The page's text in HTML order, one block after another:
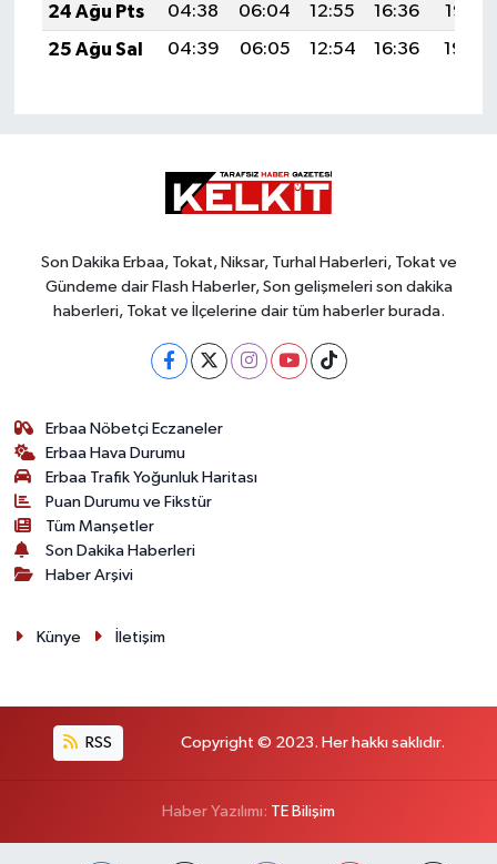
24 Ağu Pts
04:38 06:04 12:55 16:36
19:35
25 Ağu Sal
04:39 06:05 12:54 16:36 19:34
Son Dakika Erbaa, Tokat, Niksar, Turhal Haberleri, Tokat ve
Gündeme dair Flash Haberler, Son gelişmeleri son dakika
haberleri, Tokat ve İlçelerine dair tüm haberler burada.
Erbaa Nöbetçi Eczaneler
Erbaa Hava Durumu
Erbaa Trafik Yoğunluk Haritası
Puan Durumu ve Fikstür
Tüm Manşetler
Son Dakika Haberleri
Haber Arşivi
Künye İletişim
RSS Copyright © 2023. Her hakkı saklıdır.
Haber Yazılımı: TE Bilişim